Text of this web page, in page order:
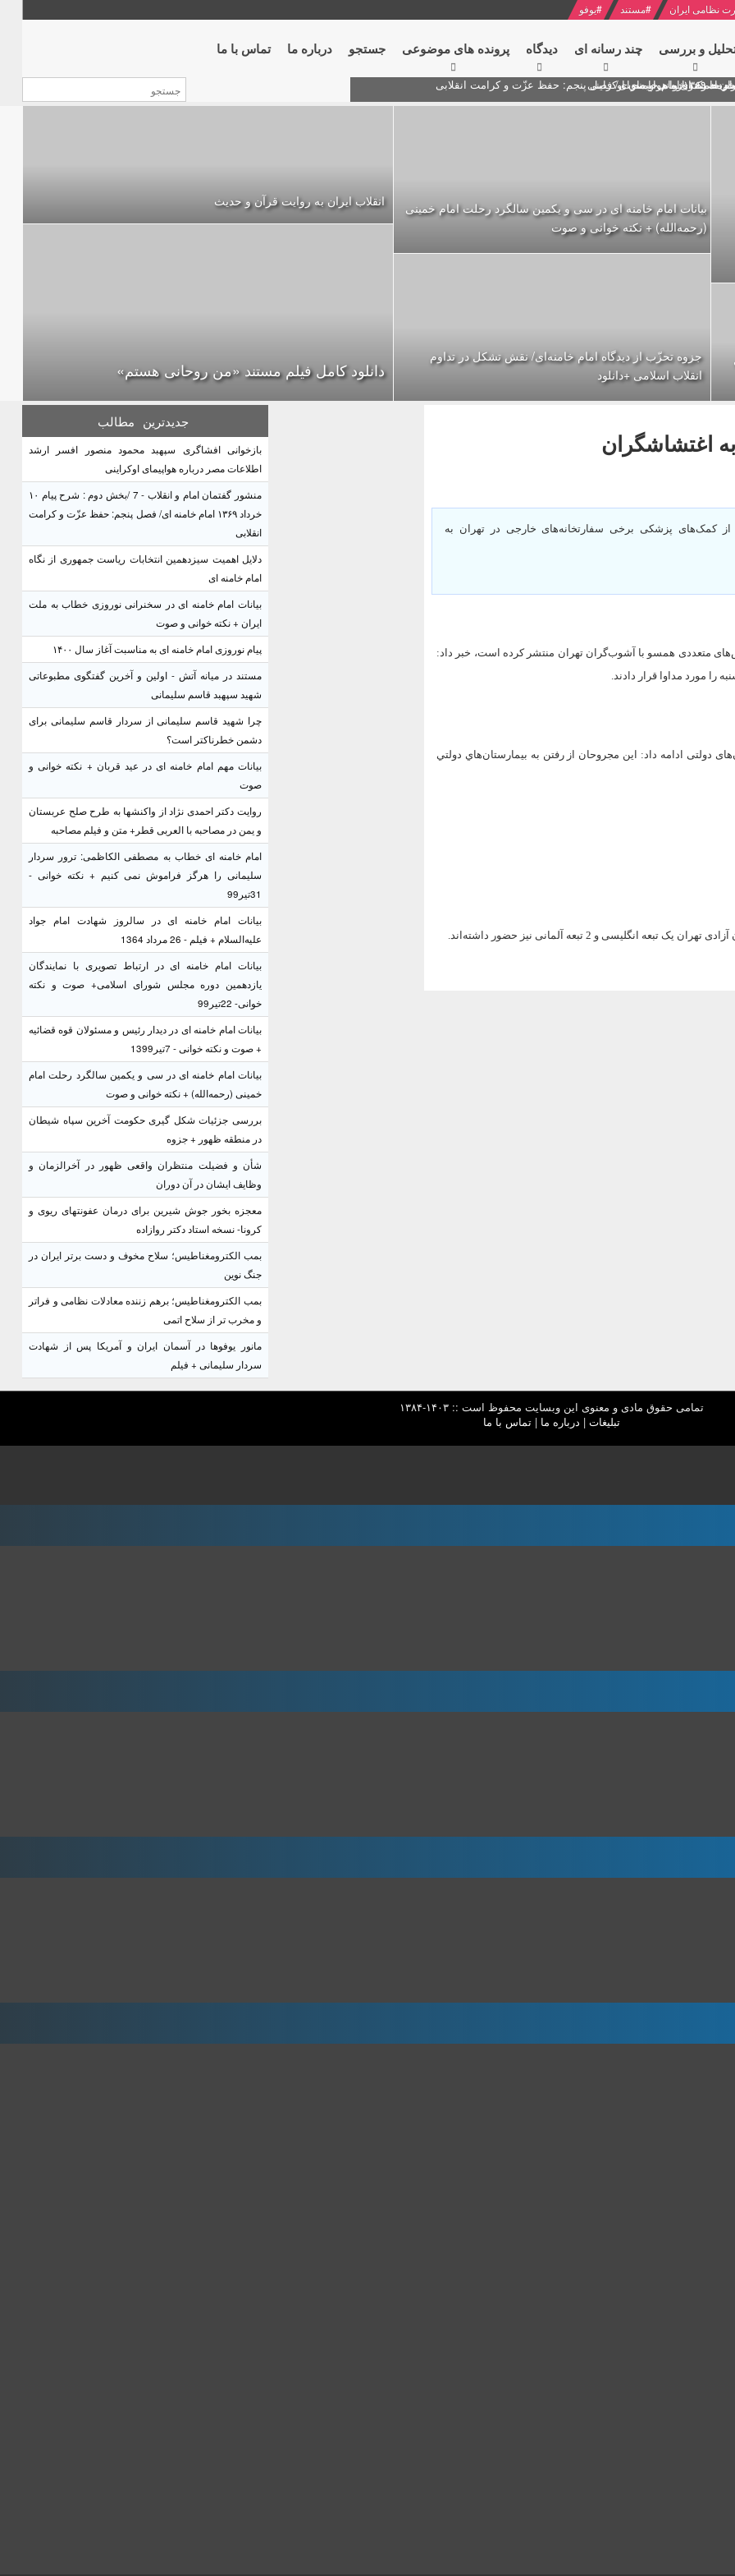
نظامی ایران #مستند #یوفو
و بررسی چند رسانه ای دیدگاه‌ پرونده های موضوعی جستجو درباره ما تماس با ما
درباره هواپیمای اوکراینی
خامنه ای
+ نکته خوانی و صوت
بیانات امام خامنه ای در سی و یکمین سالگرد رحلت امام خمینی
(رحمه‌الله) + نکته خوانی و صوت
جزوه تحزّب از دیدگاه امام خامنه‌ای/ نقش تشکل در تداوم
انقلاب اسلامی +دانلود
انقلاب ایران به روایت قرآن و حدیث
دانلود کامل فیلم مستند «من روحانی هستم»
اغتشاشگران
کمک‌های پزشکی برخی سفارتخانه‌های خارجی در تهران به
متعددی همسو با آشوب‌گران تهران منتشر کرده است، خبر داد:
مورد مداوا قرار دادند.
دولتی ادامه داد: این مجروحان از رفتن به بيمارستان‌هاي دولتي
و 2 تبعه آلمانی نیز حضور داشته‌اند.
جدیدترین مطالب
بازخوانی افشاگری سپهبد محمود منصور افسر ارشد
اطلاعات مصر درباره هواپیمای اوکراینی
منشور گفتمان امام و انقلاب - 7 /بخش دوم : شرح پیام ۱۰
خرداد ۱۳۶۹ امام خامنه ای/ فصل پنجم: حفظ عزّت و کرامت
انقلابی
دلایل اهمیت سیزدهمین انتخابات ریاست جمهوری از نگاه
امام خامنه ای
بیانات امام خامنه ای در سخنرانی نوروزی خطاب به ملت
ایران + نکته خوانی و صوت
پیام نوروزی امام خامنه ای به مناسبت آغاز سال ۱۴۰۰
مستند در میانه آتش - اولین و آخرین گفتگوی مطبوعاتی
شهید سپهبد قاسم سلیمانی
چرا شهید قاسم سلیمانی از سردار قاسم سلیمانی برای
دشمن خطرناکتر است؟
بیانات مهم امام خامنه ای در عید قربان + نکته خوانی و
صوت
روایت دکتر احمدی نژاد از واکنشها به طرح صلح عربستان
و یمن در مصاحبه با العربی قطر+ متن و فیلم مصاحبه
امام خامنه ای خطاب به مصطفی الکاظمی: ترور سردار
سلیمانی را هرگز فراموش نمی کنیم + نکته خوانی -
31تیر99
بیانات امام خامنه ای در سالروز شهادت امام جواد
علیه‌السلام + فیلم - 26 مرداد 1364
بیانات امام خامنه ای در ارتباط تصویری با نمایندگان
یازدهمین دوره مجلس شورای اسلامی+ صوت و نکته
خوانی- 22تیر99
بیانات امام خامنه ای در دیدار رئیس و مسئولان قوه قضائیه
+ صوت و نکته خوانی - 7تیر1399
بیانات امام خامنه ای در سی و یکمین سالگرد رحلت امام
خمینی (رحمه‌الله) + نکته خوانی و صوت
بررسی جزئیات شکل گیری حکومت آخرین سپاه شیطان
در منطقه ظهور + جزوه
شأن و فضیلت منتظران واقعی ظهور در آخرالزمان و
وظایف ایشان در آن دوران
معجزه بخور جوش شیرین برای درمان عفونتهای ریوی و
کرونا- نسخه استاد دکتر روازاده
بمب الکترومغناطیس؛ سلاح مخوف و دست برتر ایران در
جنگ نوین
بمب الکترومغناطیس؛ برهم زننده معادلات نظامی و فراتر
و مخرب تر از سلاح اتمی
مانور یوفوها در آسمان ایران و آمریکا پس از شهادت
سردار سلیمانی + فیلم
تمامی حقوق مادی و معنوی این وبسایت محفوظ است :: ۱۴۰۳-۱۳۸۴
تبلیغات | درباره ما |تماس با ما